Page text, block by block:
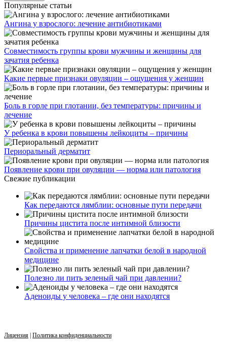
Популярные статьи
Ангина у взрослого: лечение антибиотиками
Совместимость группы крови мужчины и женщины для
зачатия ребенка
Какие первые признаки овуляции – ощущения у женщин
Боль в горле при глотании, без температуры: причины и
лечение
У ребенка в крови повышены лейкоциты – причины
Периоральный дерматит
Появление крови при овуляции — норма или патология
Свежие публикации
Как передаются лямблии: основные пути передачи
Причины цистита после интимной близости
Свойства и применение лапчатки белой в народной
медицине
Полезно ли пить зеленый чай при давлении?
Аденоиды у человека – где они находятся
Лицензия | Политика конфиденциальности